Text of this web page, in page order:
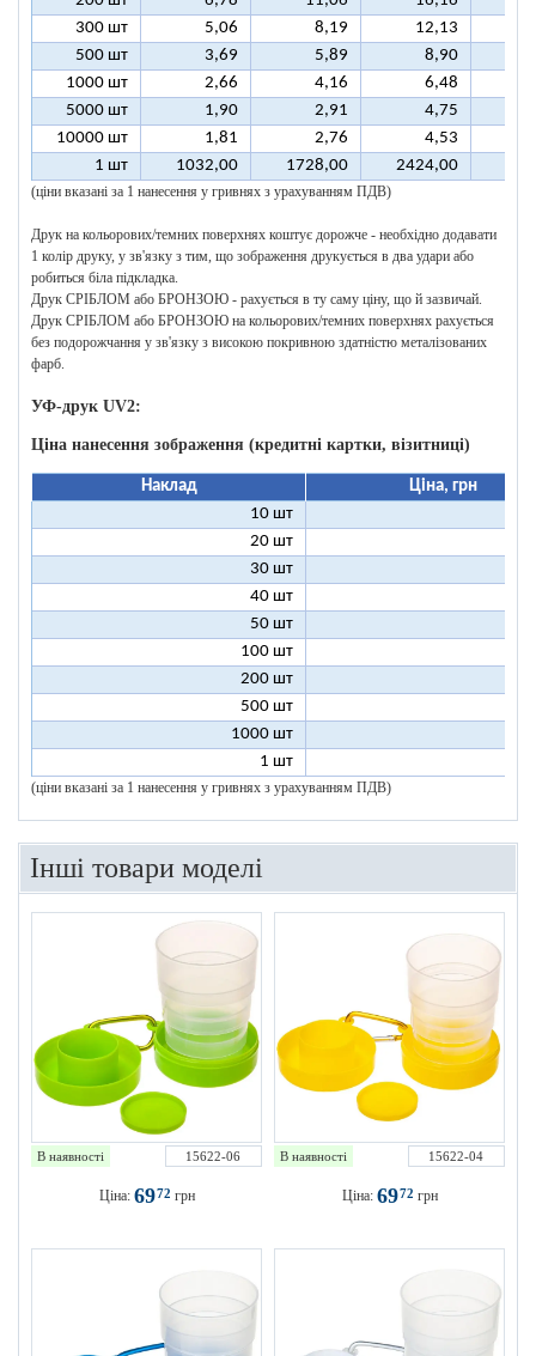
300 шт
5,06 8,19 12,13
500 шт
3,69 5,89 8,90
1000 шт
2,66 4,16 6,48
5000 шт
1,90 2,91 4,75
10000 шт
1,81 2,76 4,53
1 шт
1032,00 1728,00 2424,00
(ціни вказані за 1 нанесення у гривнях з урахуванням ПДВ)
Друк на кольорових/темних поверхнях коштує дорожче - необхідно додавати
1 колір друку, у зв'язку з тим, що зображення друкується в два удари або
робиться біла підкладка.
Друк СРІБЛОМ або БРОНЗОЮ - рахується в ту саму ціну, що й зазвичай.
Друк СРІБЛОМ або БРОНЗОЮ на кольорових/темних поверхнях рахується
без подорожчання у зв'язку з високою покривною здатністю металізованих
фарб.
УФ-друк UV2:
Ціна нанесення зображення (кредитні картки, візитниці)
Наклад
Ціна, грн
10 шт
20 шт
30 шт
40 шт
50 шт
100 шт
200 шт
500 шт
1000 шт
1 шт
(ціни вказані за 1 нанесення у гривнях з урахуванням ПДВ)
Інші товари моделі
В наявності 15622-06
Ціна: 6972 грн
В наявності 15622-04
Ціна: 6972 грн